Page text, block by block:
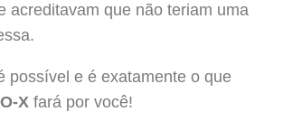
acreditavam que não teriam uma
possível e é exatamente o que
X fará por você!